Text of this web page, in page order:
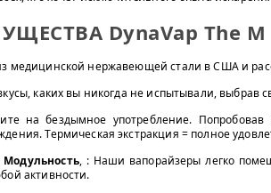
DynaVap The M
медицинской нержавеющей стали в США и
каких вы никогда не испытывали, выбрав
на бездымное употребление. Попробовав
Термическая экстракция = полное
Модульность, : Наши вапорайзеры легко
активности.